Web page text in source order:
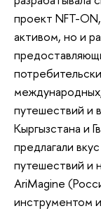
проект NFT-
активом, но и
путешествий и
Кыргызстана и
предлагали
путешествий и
AriMagine
инструментом